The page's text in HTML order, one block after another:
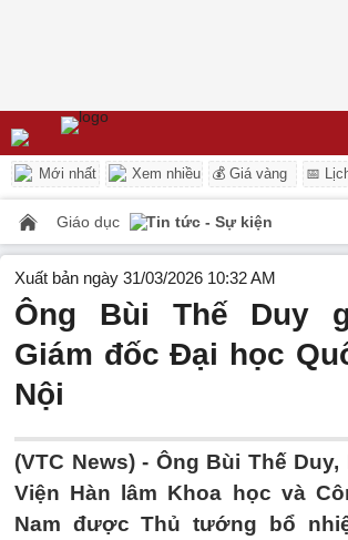
Mới nhất Xem nhiều 💰 Giá vàng 📅
Giáo dục Tin tức - Sự kiện
Xuất bản ngày 31/03/2026 10:32 AM
Ông Bùi Thế Duy
Giám đốc Đại học
Nội
(VTC News) - Ông Bùi Thế
Viện Hàn lâm Khoa học và
Nam được Thủ tướng bổ